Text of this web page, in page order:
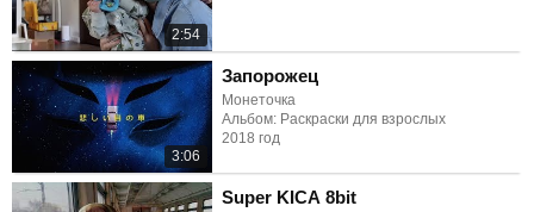
2:54
3:06
Запорожец
Монеточка
Альбом: Раскраски для взрослых
2018 год
Super KICA 8bit